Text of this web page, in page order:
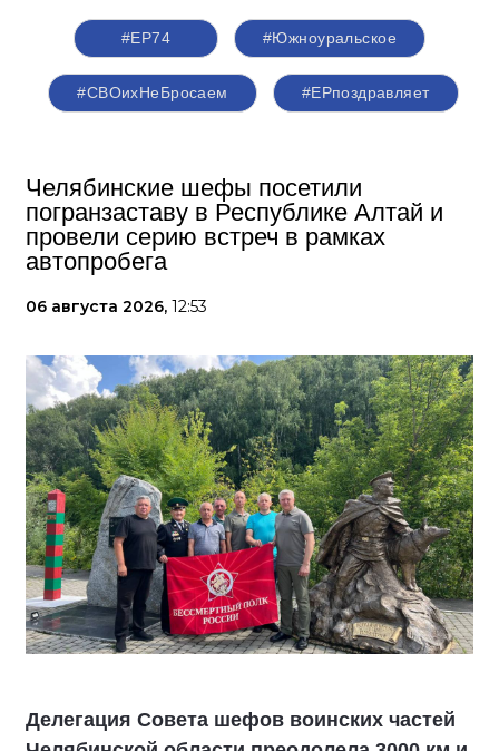
#ЕР74 #Южноуральское
#СВОихНеБросаем #ЕРпоздравляет
Челябинские шефы посетили
погранзаставу в Республике Алтай и
провели серию встреч в рамках
автопробега
06 августа 2026, 12:53
Делегация Совета шефов воинских частей